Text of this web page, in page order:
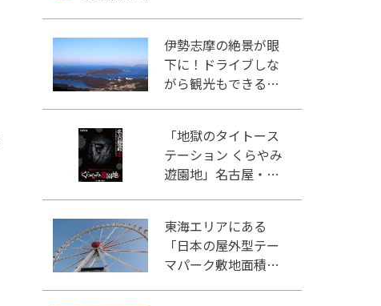
伊勢志摩の絶景が眼
下に！ドライブしな
がら観光もできる
「地獄のタイトース
テーション くらやみ
遊園地」名古屋・大
東海エリアにある
「日本の屋外型テー
マパーク敷地面積ラ